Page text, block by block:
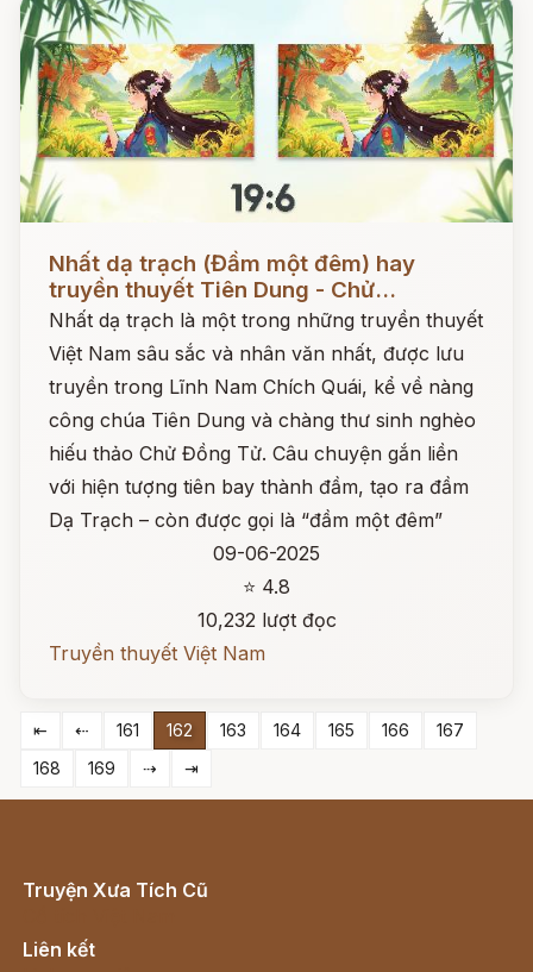
Đọc ngay
Nhất dạ trạch (Đầm một đêm) hay
truyền thuyết Tiên Dung - Chử...
Nhất dạ trạch là một trong những truyền thuyết
Việt Nam sâu sắc và nhân văn nhất, được lưu
truyền trong Lĩnh Nam Chích Quái, kể về nàng
công chúa Tiên Dung và chàng thư sinh nghèo
hiếu thảo Chử Đồng Tử. Câu chuyện gắn liền
với hiện tượng tiên bay thành đầm, tạo ra đầm
Dạ Trạch – còn được gọi là “đầm một đêm”
09-06-2025
⭐ 4.8
10,232 lượt đọc
Truyền thuyết Việt Nam
⇤ ⇠ 161 162 163 164 165 166
167
168
169 ⇢ ⇥
Truyện Xưa Tích Cũ
Liên kết